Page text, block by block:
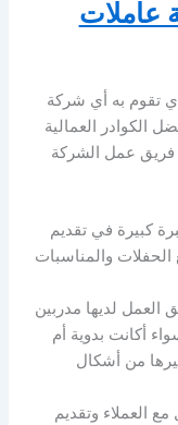
عاملات
تقوم به أي شركة
الكوادر العمالية
فريق عمل الشركة
كبيرة في تقديم
الحفلات والمناسبات
لديها مدربين
أكانت بدوية أم
من أشكال
العملاء وتقديم